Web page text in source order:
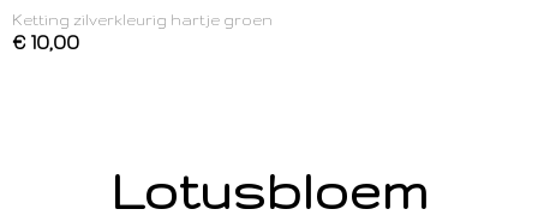
Ketting zilverkleurig hartje groen
€ 10,00
Lotusbloem